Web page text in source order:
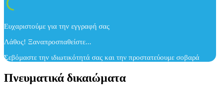
Ευχαριστούμε για την εγγραφή σας
Λάθος! Ξαναπροσπαθείστε...
Σεβόμαστε την ιδιωτικότητά σας και την προστατεύουμε σοβαρά
Πνευματικά δικαιώματα